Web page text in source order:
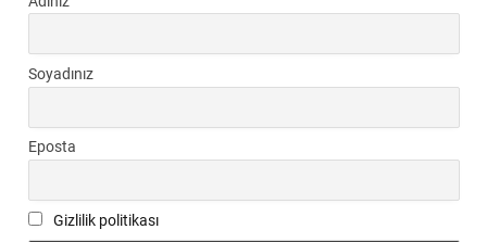
Soyadınız
Eposta
Gizlilik politikası